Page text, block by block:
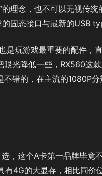
理念，也不可以无视传
固态接口与最新的USB
是玩游戏最重要的配件，
眼光降低一些，RX560这款
错的，在主流的1080P
，这个A卡第一品牌毕竟
有4G的大显存，相比同价